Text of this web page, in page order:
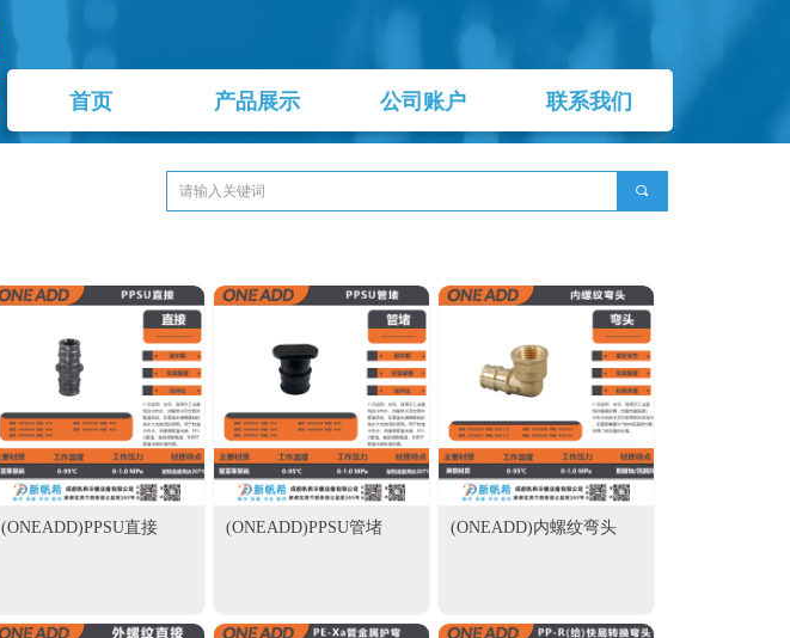
首页 产品展示 公司账户 联系我们
(ONEADD)PPSU直接 (ONEADD)PPSU管堵 (ONEADD)内螺纹弯头
끠